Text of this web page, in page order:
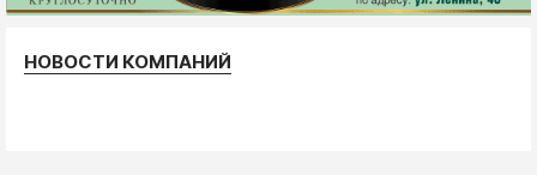
НОВОСТИ КОМПАНИЙ